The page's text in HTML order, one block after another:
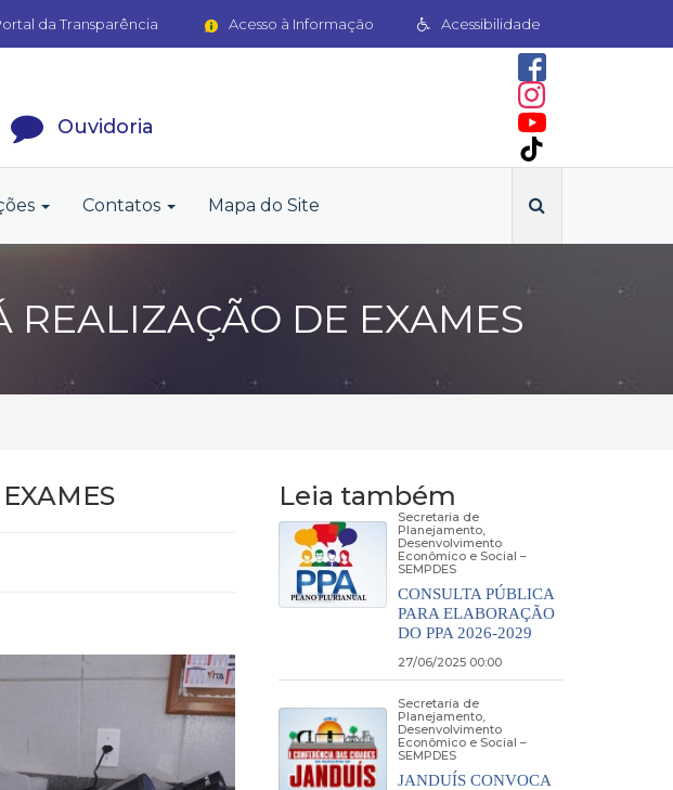
Acessibilidade
Acesso à Informação
da Transparência
Ouvidoria
Contatos Mapa do Site
DE EXAMES
Leia também
Secretaria de
Planejamento,
Desenvolvimento
Econômico e Social –
SEMPDES
CONSULTA PÚBLICA
PARA ELABORAÇÃO
DO PPA 2026-2029
27/06/2025 00:00
Secretaria de
Planejamento,
Desenvolvimento
Econômico e Social –
SEMPDES
JANDUÍS CONVOCA